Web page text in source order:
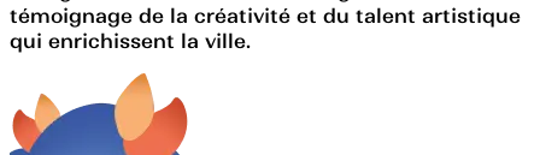
témoignage de la créativité et du talent artistique
qui enrichissent la ville.